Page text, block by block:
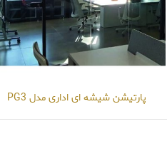
پارتیشن شیشه ای اداری مدل PG3